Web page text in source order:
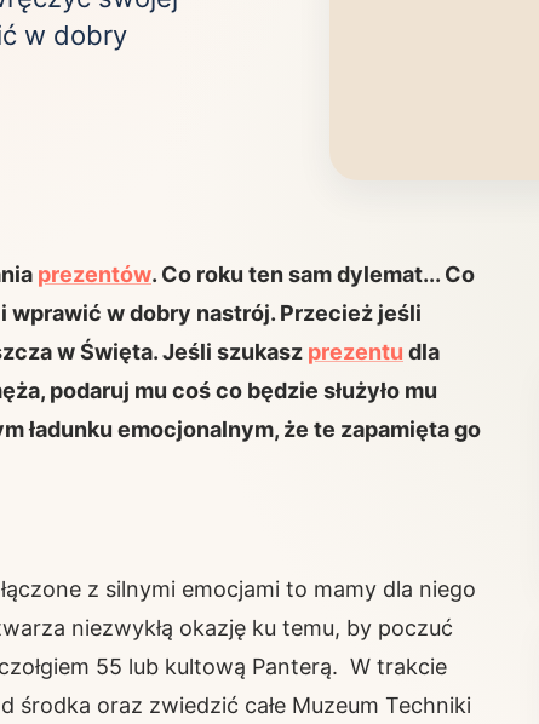
Chorzów
Ciechocinek
Giżycko
Gorzów
Wielkopolski
Kielce
Kraków
miasta
w dobry
prezentów. Co roku ten sam dylemat... Co
w dobry nastrój. Przecież jeśli
w Święta. Jeśli szukasz prezentu dla
podaruj mu coś co będzie służyło mu
ładunku emocjonalnym, że te zapamięta go
z silnymi emocjami to mamy dla niego
niezwykłą okazję ku temu, by poczuć
55 lub kultową Panterą. W trakcie
oraz zwiedzić całe Muzeum Techniki